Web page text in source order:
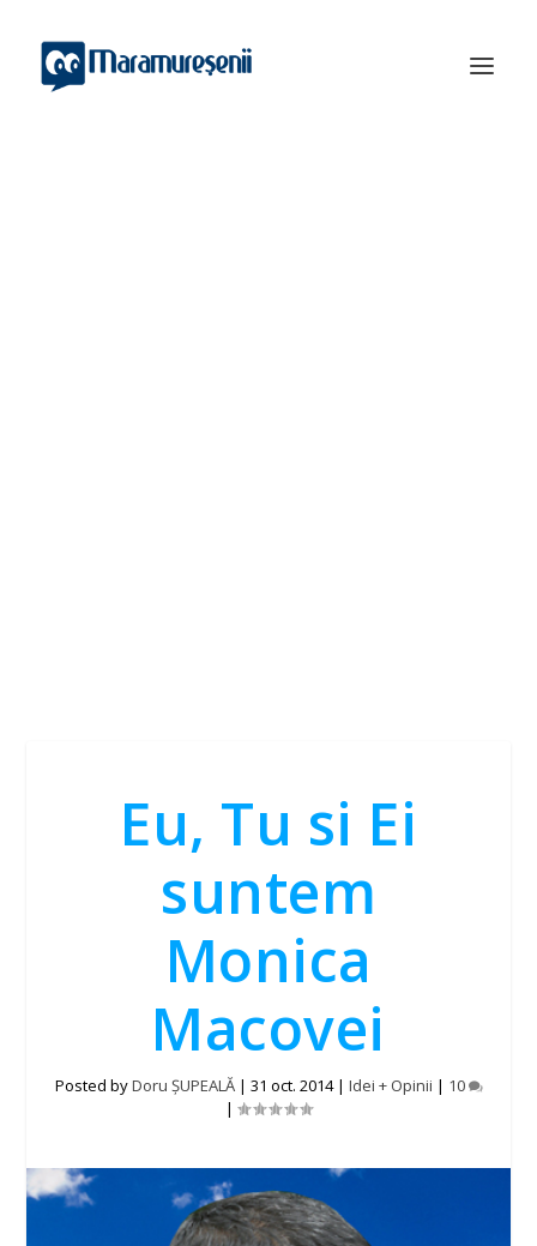
Eu, Tu si Ei
suntem
Monica
Macovei
Posted byDoru ȘUPEALĂ| 31 oct. 2014| Idei + Opinii | 10
|